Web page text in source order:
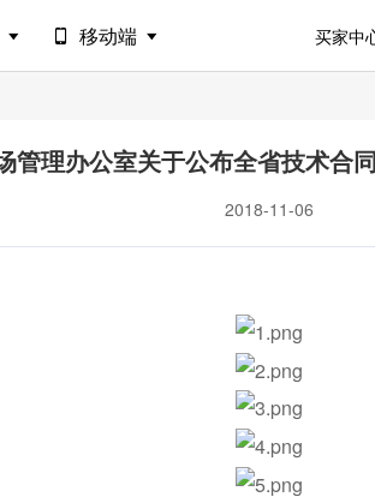
移动端 买家中
管理办公室关于公布全省技术合
2018-11-06